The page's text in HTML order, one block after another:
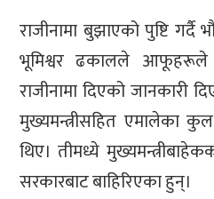
राजीनामा बुझाएको पुष्टि गर्दै
भूमिश्वर ढकालले आफूहरूले
राजीनामा दिएको जानकारी
मुख्यमन्त्रीसहित एमालेका
थिए। तीमध्ये
सरकारबाट बाहिरिएका हुन्।